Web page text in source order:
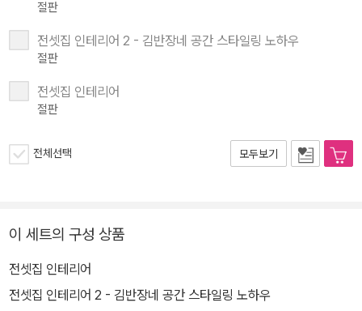
절판
전셋집 인테리어 2 - 김반장네 공간 스타일링 노하우
절판
전셋집 인테리어
절판
전체선택 모두보기
이 세트의 구성 상품
전셋집 인테리어
전셋집 인테리어 2 - 김반장네 공간 스타일링 노하우